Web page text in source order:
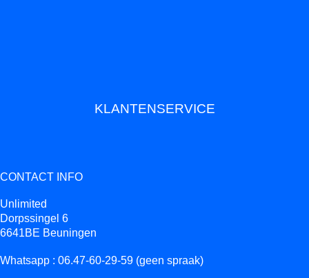
KLANTENSERVICE
CONTACT INFO
Unlimited
Dorpssingel 6
6641BE Beuningen
Whatsapp : 06.47-60-29-59 (geen spraak)